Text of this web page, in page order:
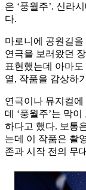
은 ‘풍월주’. 신라
다.
마로니에 공원길
연극을 보러왔던
표현했는데 아마
열, 작품을 감상하
연극이나 뮤지컬
데 ‘풍월주’는 막
하다고 했다. 보통
는데 이 작품은 촬
존과 시작 전의 무